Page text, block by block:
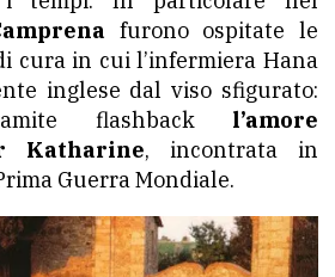
furono ospitate le
cura in cui l’infermiera Hana
inglese dal viso sfigurato:
flashback l’amore
Katharine, incontrata in
Guerra Mondiale.